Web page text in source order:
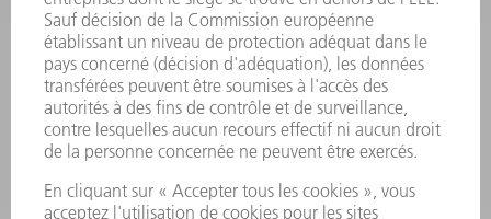
SERVICES
APPLICATIONS
SECTEURS D'ACTIVITÉ
ENTREPRISE
CARRIÈRE
OFFRES D'EMPLOI
PROFIL DE L'ENTREPRISE
CONSEIL D'ADMINISTRATION
RAPPORT ANNUEL
PRINCIPES FONDAMENTAUX DE L'ENTREPRISE